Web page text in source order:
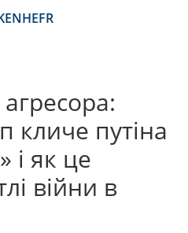
ENHEFR
кличе путіна
і як це
війни в